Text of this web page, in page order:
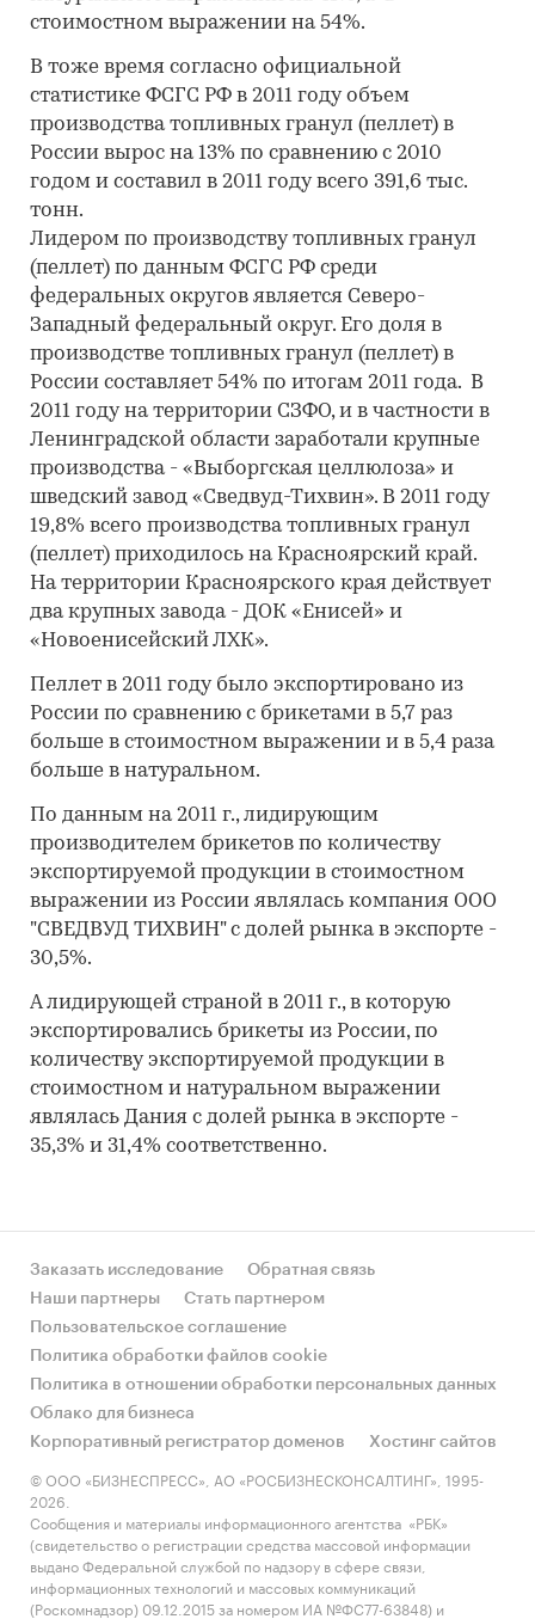
стоимостном выражении на 54%.
В тоже время согласно официальной
статистике ФСГС РФ в 2011 году объем
производства топливных гранул (пеллет) в
России вырос на 13% по сравнению с 2010
годом и составил в 2011 году всего 391,6 тыс.
тонн.
Лидером по производству топливных гранул
(пеллет) по данным ФСГС РФ среди
федеральных округов является Северо-
Западный федеральный округ. Его доля в
производстве топливных гранул (пеллет) в
России составляет 54% по итогам 2011 года. В
2011 году на территории СЗФО, и в частности в
Ленинградской области заработали крупные
производства - «Выборгская целлюлоза» и
шведский завод «Сведвуд-Тихвин». В 2011 году
19,8% всего производства топливных гранул
(пеллет) приходилось на Красноярский край.
На территории Красноярского края действует
два крупных завода - ДОК «Енисей» и
«Новоенисейский ЛХК».
Пеллет в 2011 году было экспортировано из
России по сравнению с брикетами в 5,7 раз
больше в стоимостном выражении и в 5,4 раза
больше в натуральном.
По данным на 2011 г., лидирующим
производителем брикетов по количеству
экспортируемой продукции в стоимостном
выражении из России являлась компания ООО
"СВЕДВУД ТИХВИН" с долей рынка в экспорте -
30,5%.
А лидирующей страной в 2011 г., в которую
экспортировались брикеты из России, по
количеству экспортируемой продукции в
стоимостном и натуральном выражении
являлась Дания с долей рынка в экспорте -
35,3% и 31,4% соответственно.
Заказать исследование
Обратная связь
Наши партнеры
Стать партнером
Пользовательское соглашение
Политика обработки файлов cookie
Политика в отношении обработки персональных данных
Облако для бизнеса
Корпоративный регистратор доменов
Хостинг сайтов
© ООО «БИЗНЕСПРЕСС», АО «РОСБИЗНЕСКОНСАЛТИНГ», 1995-
2026.
Сообщения и материалы информационного агентства «РБК»
(свидетельство о регистрации средства массовой информации
выдано Федеральной службой по надзору в сфере связи,
информационных технологий и массовых коммуникаций
(Роскомнадзор) 09.12.2015 за номером ИА №ФС77-63848) и